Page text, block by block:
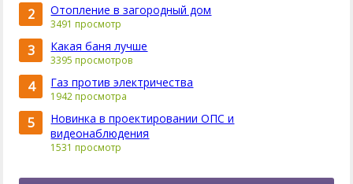
2 Отопление в загородный дом
3491 просмотр
3 Какая баня лучше
3395 просмотров
4 Газ против электричества
1942 просмотра
5
Новинка в проектировании ОПС и
видеонаблюдения
1531 просмотр